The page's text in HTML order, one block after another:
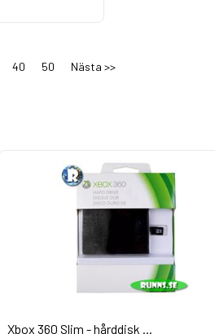
40 50 Nästa >>
Xbox 360 Slim - hårddisk ...